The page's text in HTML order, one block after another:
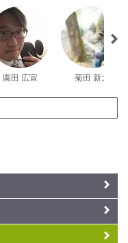
園田 広宣 菊田 新大